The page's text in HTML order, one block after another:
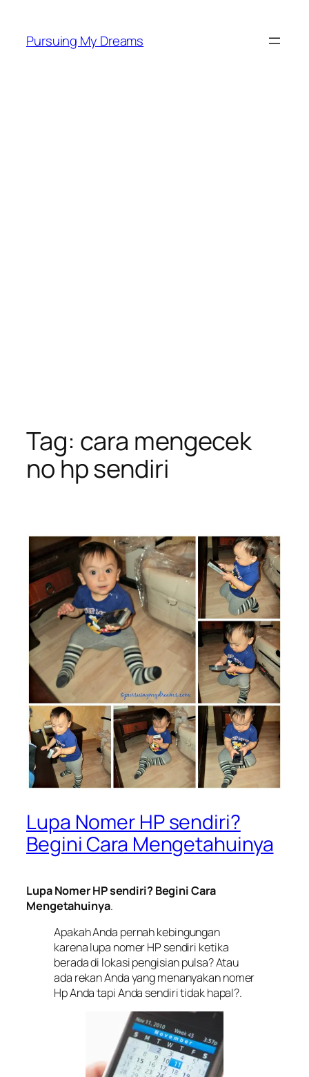
content
Pursuing My Dreams
Tag: cara mengecek
no hp sendiri
Lupa Nomer HP sendiri?
Begini Cara Mengetahuinya
Lupa Nomer HP sendiri? Begini Cara
Mengetahuinya.
Apakah Anda pernahkebingungan
karena lupa nomer HP sendiri ketika
berada di lokasi pengisian pulsa? Atau
ada rekan Anda yang menanyakan nomer
Hp Anda tapi Anda sendiri tidak hapal?.